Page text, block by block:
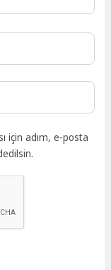
için adım, e-posta